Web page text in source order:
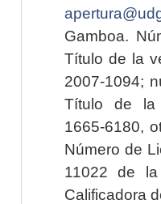
Gamboa.
Título de la
2007-1094;
Título de la
1665-6180,
Número de
11022 de
Calificadora